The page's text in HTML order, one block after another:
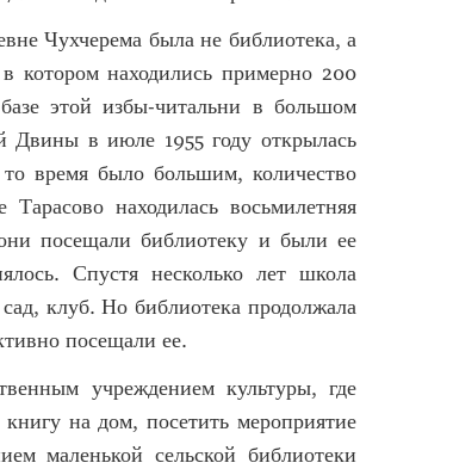
Чухчерема была не библиотека, а
находились примерно 200
этой избы-читальни в большом
Двины в июле 1955 году открылась
время было большим, количество
находилась восьмилетняя
посещали библиотеку и были ее
Спустя несколько лет школа
клуб. Но библиотека продолжала
посещали ее.
учреждением культуры, где
на дом, посетить мероприятие
маленькой сельской библиотеки